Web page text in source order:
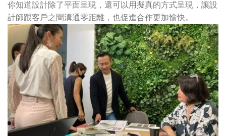
你知道設計除了平面呈現，還可以用擬真的方式呈現，讓設
計師跟客戶之間溝通零距離，也促進合作更加愉快。